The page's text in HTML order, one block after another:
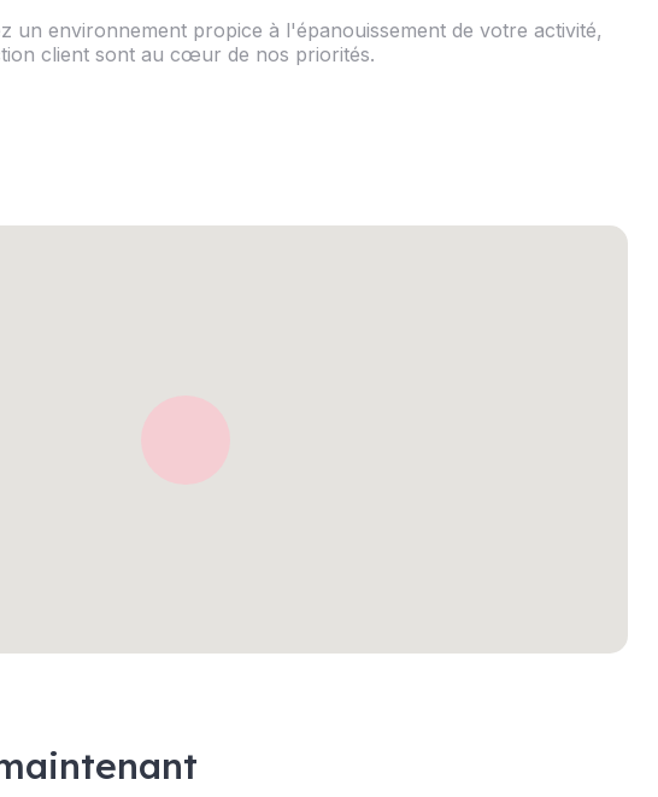
un environnement propice à l'épanouissement de votre activité,
client sont au cœur de nos priorités.